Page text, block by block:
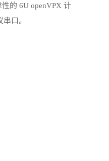
的 6U openVPX 计
口。